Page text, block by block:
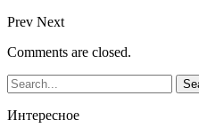
Prev Next
Comments are closed.
Интересное